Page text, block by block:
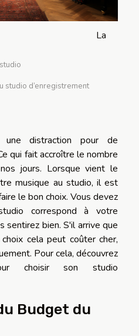
studio d’enregistrement
La
une distraction pour de
qui fait accroître le nombre
jours. Lorsque vient le
musique au studio, il est
le bon choix. Vous devez
correspond à votre
sentirez bien. S'il arrive que
cela peut coûter cher,
Pour cela, découvrez
choisir son studio
Budget du